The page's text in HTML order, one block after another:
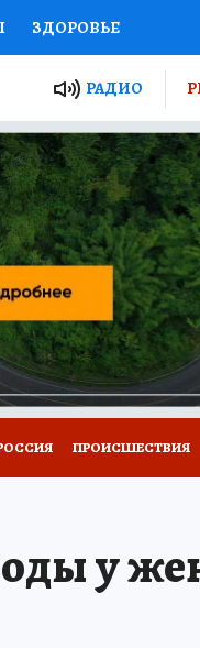
ЗДОРОВЬЕ
РОССИИ
ЖЕЛЕЗА ТУРИЗМ
ПОТРЕБИТЕЛЯ
РАДИО
ПРОИСШЕСТВИЯ
у